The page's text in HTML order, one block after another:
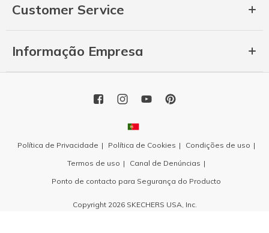
Customer Service
Informação Empresa
Política de Privacidade Política de Cookies
Condições de uso
Termos de uso
Canal de Denúncias
Ponto de contacto para Segurança do Producto
Copyright 2026 SKECHERS USA, Inc.